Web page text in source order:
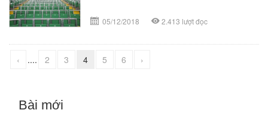
05/12/2018 2.413 lượt đọc
‹ .... 2 3 4 5 6 ›
Bài mới